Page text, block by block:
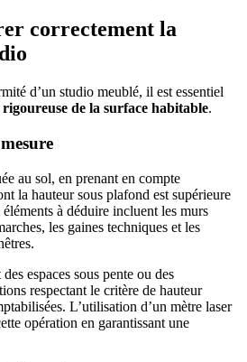
correctement la
d’un studio meublé, il est essentiel
rigoureuse de la surface habitable.
au sol, en prenant en compte
la hauteur sous plafond est supérieure
à déduire incluent les murs
les gaines techniques et les
espaces sous pente ou des
respectant le critère de hauteur
L’utilisation d’un mètre laser
opération en garantissant une